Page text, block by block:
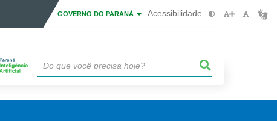
GOVERNO DO PARANÁ Acessibilidade